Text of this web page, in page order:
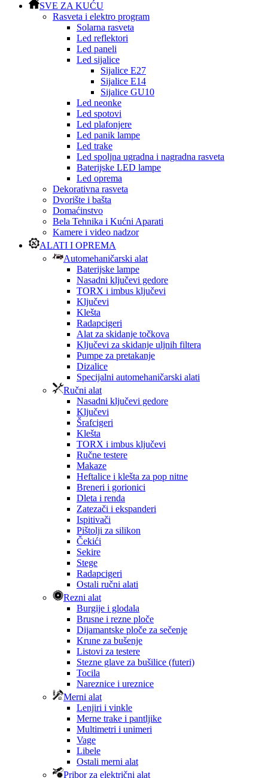
SVE ZA KUĆU
Rasveta i elektro program
Solarna rasveta
Led reflektori
Led paneli
Led sijalice
Sijalice E27
Sijalice E14
Sijalice GU10
Led neonke
Led spotovi
Led plafonjere
Led panik lampe
Led trake
Led spoljna ugradna i nagradna rasveta
Baterijske LED lampe
Led oprema
Dekorativna rasveta
Dvorište i bašta
Domaćinstvo
Bela Tehnika i Kućni Aparati
Kamere i video nadzor
ALATI I OPREMA
Automehaničarski alat
Baterijske lampe
Nasadni ključevi gedore
TORX i imbus ključevi
Ključevi
Klešta
Radapcigeri
Alat za skidanje točkova
Ključevi za skidanje uljnih filtera
Pumpe za pretakanje
Dizalice
Specijalni automehaničarski alati
Ručni alat
Nasadni ključevi gedore
Ključevi
Šrafcigeri
Klešta
TORX i imbus ključevi
Ručne testere
Makaze
Heftalice i klešta za pop nitne
Breneri i gorionici
Dleta i renda
Zatezači i ekspanderi
Ispitivači
Pištolji za silikon
Čekići
Sekire
Stege
Radapcigeri
Ostali ručni alati
Rezni alat
Burgije i glodala
Brusne i rezne ploče
Dijamantske ploče za sečenje
Krune za bušenje
Listovi za testere
Stezne glave za bušilice (futeri)
Tocila
Nareznice i ureznice
Merni alat
Lenjiri i vinkle
Merne trake i pantljike
Multimetri i unimeri
Vage
Libele
Ostali merni alat
Pribor za električni alat